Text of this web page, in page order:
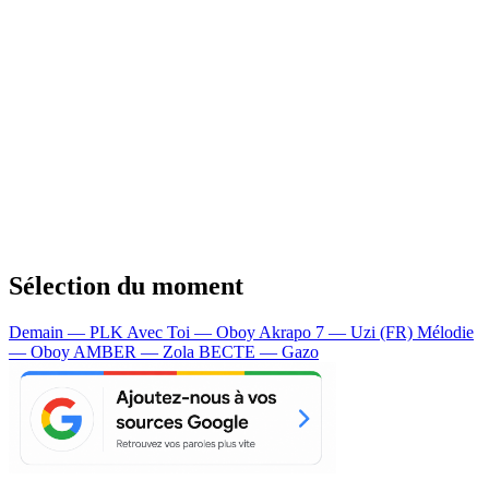
Sélection du moment
Demain — PLK Avec Toi — Oboy Akrapo 7 — Uzi (FR) Mélodie
— Oboy AMBER — Zola BECTE — Gazo